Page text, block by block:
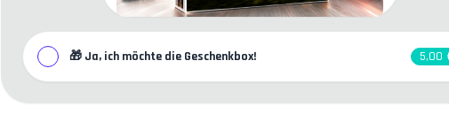
🎁 Ja, ich möchte die Geschenkbox! 5,00